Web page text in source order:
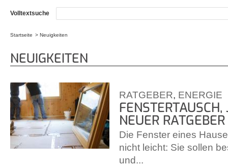
Volltextsuche
Startseite Neuigkeiten
NEUIGKEITEN
RATGEBER, ENERGIE
NEUER
Die Fenster eines
nicht leicht: Sie sollen
und...